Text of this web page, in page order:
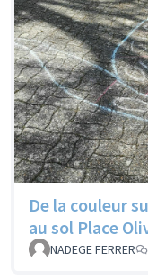
De la couleur
au sol Place
NADEGE FERRER